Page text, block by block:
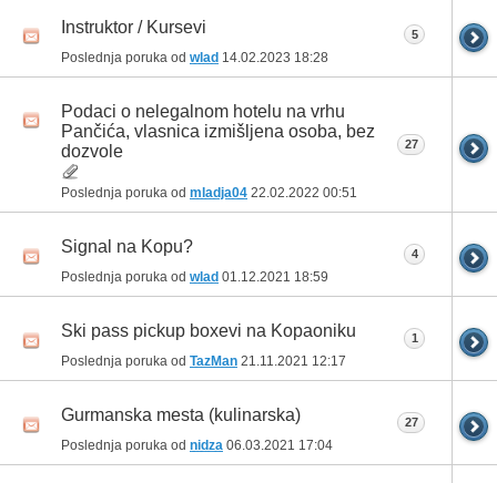
Instruktor / Kursevi
Poslednja poruka od wlad 14.02.2023 18:28
5
Podaci o nelegalnom hotelu na vrhu
Pančića, vlasnica izmišljena osoba, bez
dozvole
Poslednja poruka od mladja04 22.02.2022 00:51
27
Signal na Kopu?
Poslednja poruka od wlad 01.12.2021 18:59
4
Ski pass pickup boxevi na Kopaoniku
Poslednja poruka od TazMan 21.11.2021 12:17
1
Gurmanska mesta (kulinarska)
Poslednja poruka od nidza 06.03.2021 17:04
27